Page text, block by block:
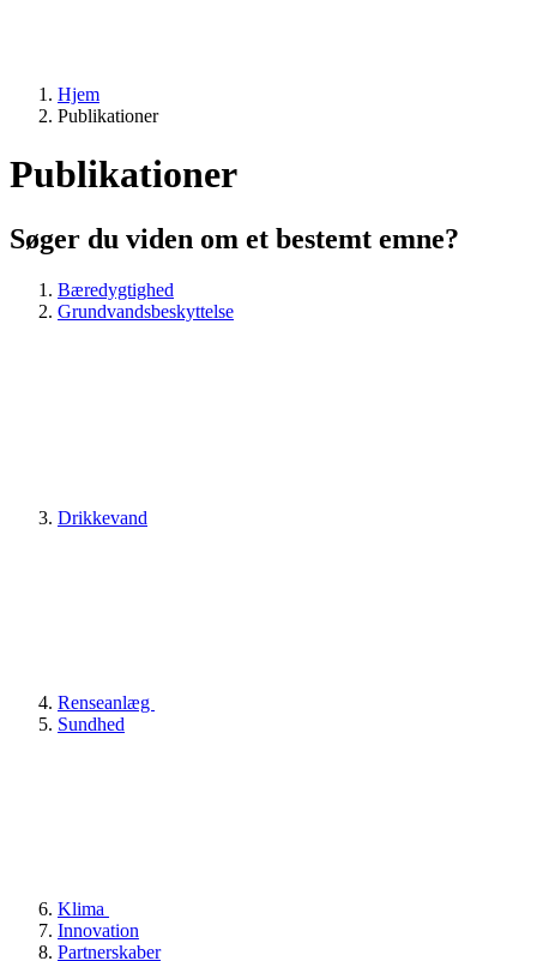
Hjem
Publikationer
Publikationer
Søger du viden om et bestemt emne?
Bæredygtighed
Grundvandsbeskyttelse
Drikkevand
Renseanlæg
Sundhed
Klima
Innovation
Partnerskaber